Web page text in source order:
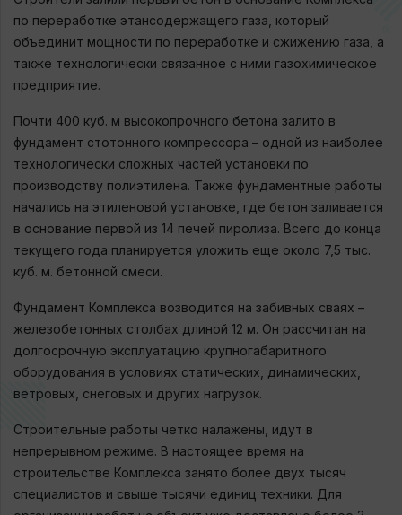
по переработке этансодержащего газа, который
объединит мощности по переработке и сжижению газа, а
также технологически связанное с ними газохимическое
предприятие.
Почти 400 куб. м высокопрочного бетона залито в
фундамент стотонного компрессора – одной из наиболее
технологически сложных частей установки по
производству полиэтилена. Также фундаментные работы
начались на этиленовой установке, где бетон заливается
в основание первой из 14 печей пиролиза. Всего до конца
текущего года планируется уложить еще около 7,5 тыс.
куб. м. бетонной смеси.
Фундамент Комплекса возводится на забивных сваях –
железобетонных столбах длиной 12 м. Он рассчитан на
долгосрочную эксплуатацию крупногабаритного
оборудования в условиях статических, динамических,
ветровых, снеговых и других нагрузок.
Строительные работы четко налажены, идут в
непрерывном режиме. В настоящее время на
строительстве Комплекса занято более двух тысяч
специалистов и свыше тысячи единиц техники. Для